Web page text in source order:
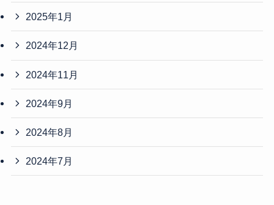
2025年1月
2024年12月
2024年11月
2024年9月
2024年8月
2024年7月